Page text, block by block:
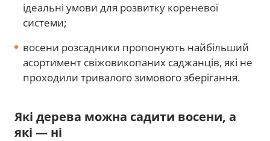
ідеальні умови для розвитку кореневої
системи;
восени розсадники пропонують найбільший
асортимент свіжовикопаних саджанців, які не
проходили тривалого зимового зберігання.
Які дерева можна садити восени, а
які — ні